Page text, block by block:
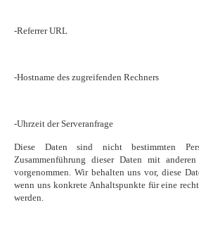
-Referrer URL
-Hostname des zugreifenden Rechners
-Uhrzeit der Serveranfrage
Diese Daten sind nicht bestimmten
Zusammenführung dieser Daten mit
vorgenommen. Wir behalten uns vor, diese
wenn uns konkrete Anhaltspunkte für eine
werden.